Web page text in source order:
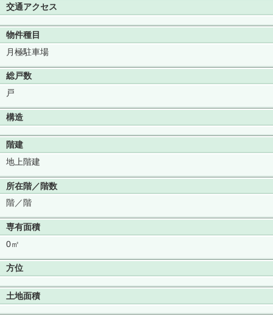
交通アクセス
物件種目
月極駐車場
総戸数
戸
構造
階建
地上階建
所在階／階数
階／階
専有面積
0㎡
方位
土地面積